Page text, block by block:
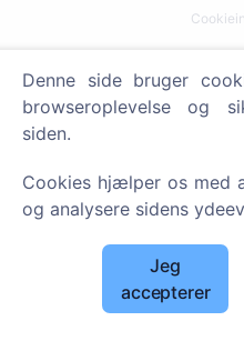
Søg
SIA
Denne side bruger
browseroplevelse og
siden.
Cookies hjælper os med
og analysere sidens
Jeg
accepterer